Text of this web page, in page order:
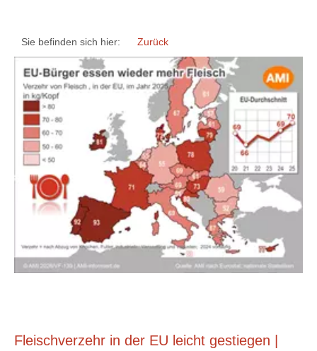
Sie befinden sich hier: Zurück
Fleischverzehr in der EU leicht gestiegen |